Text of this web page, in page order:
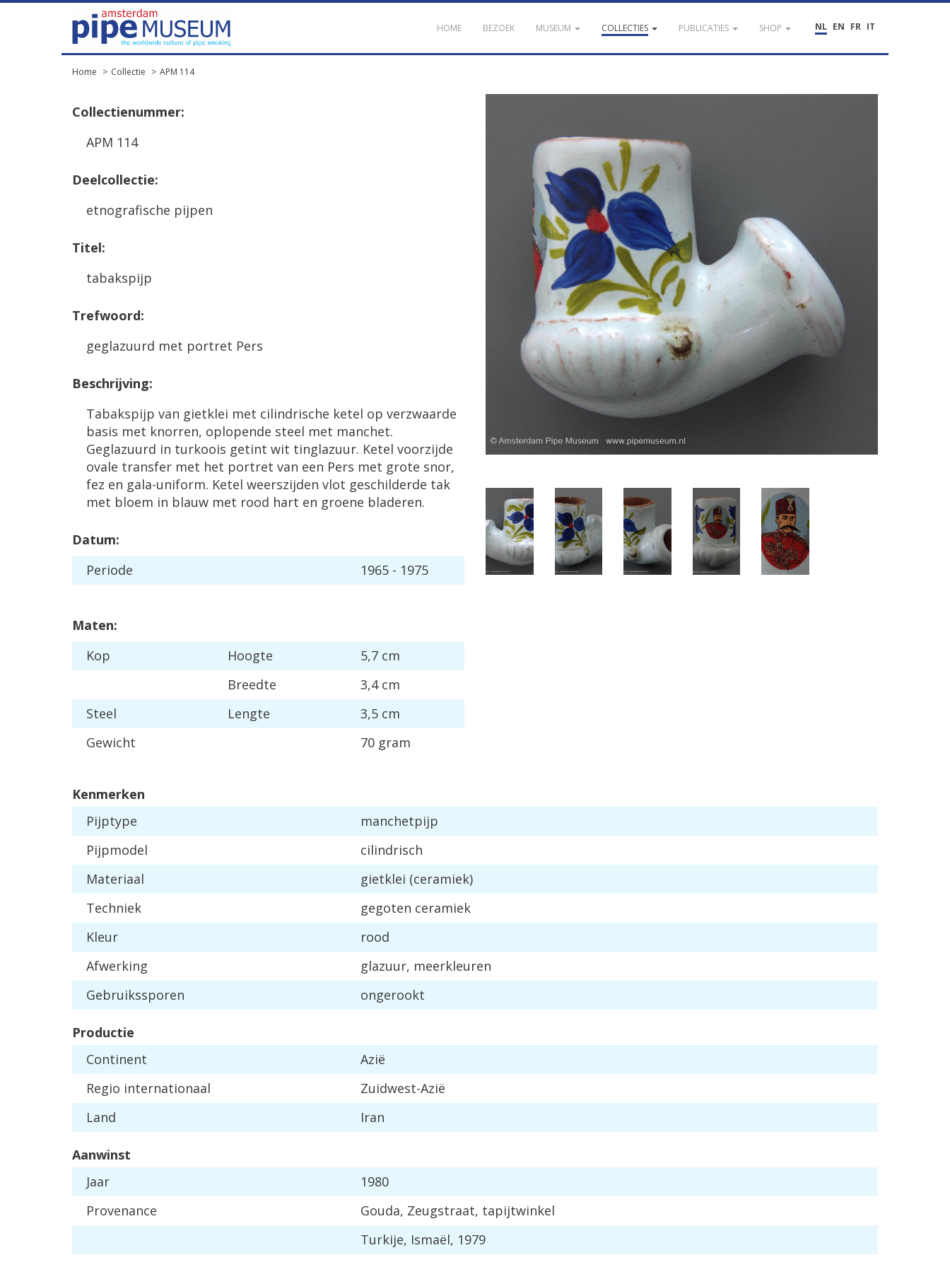
NL EN FR IT
HOME BEZOEK MUSEUM COLLECTIES PUBLICATIES SHOP
Home Collectie APM 114
Collectienummer:
APM 114
Deelcollectie:
etnografische pijpen
Titel:
tabakspijp
Trefwoord:
geglazuurd met portret Pers
Beschrijving:
Tabakspijp van gietklei met cilindrische ketel op verzwaarde
basis met knorren, oplopende steel met manchet.
Geglazuurd in turkoois getint wit tinglazuur. Ketel voorzijde
ovale transfer met het portret van een Pers met grote snor,
fez en gala-uniform. Ketel weerszijden vlot geschilderde tak
met bloem in blauw met rood hart en groene bladeren.
Datum:
Periode
1965 - 1975
Maten:
Kop
Hoogte
5,7 cm
Breedte
3,4 cm
Steel
Lengte
3,5 cm
Gewicht
70 gram
Kenmerken
Pijptype
manchetpijp
Pijpmodel
cilindrisch
Materiaal
gietklei (ceramiek)
Techniek
gegoten ceramiek
Kleur
rood
Afwerking
glazuur, meerkleuren
Gebruikssporen
ongerookt
Productie
Continent
Azië
Regio internationaal
Zuidwest-Azië
Land
Iran
Aanwinst
Jaar
1980
Provenance
Gouda, Zeugstraat, tapijtwinkel
Turkije, Ismaël, 1979